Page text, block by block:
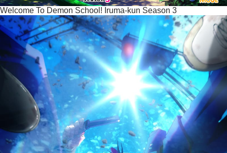
Welcome To Demon School! Iruma-kun Season 3